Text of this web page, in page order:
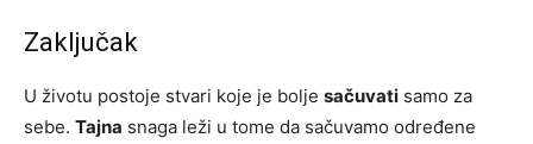
Zaključak
U životu postoje stvari koje je bolje sačuvati samo za
sebe. Tajna snaga leži u tome da sačuvamo određene